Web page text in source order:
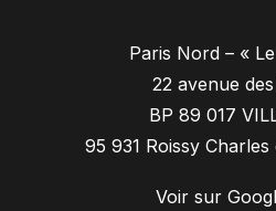
Paris Nord – «
22 avenue
BP 89 017
95 931 Roissy Charles
Voir sur